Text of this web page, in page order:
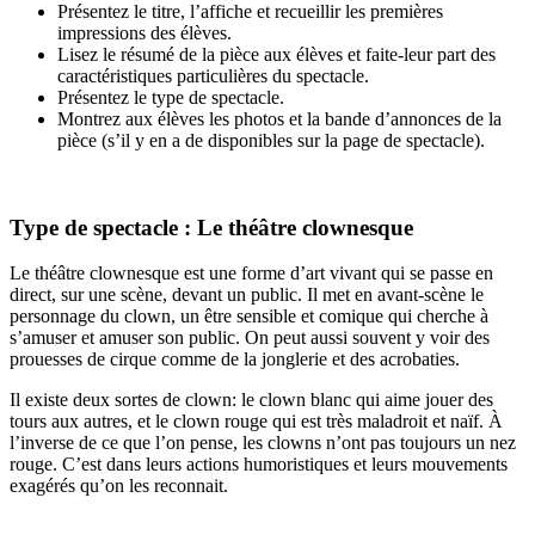
Présentez le titre, l’affiche et recueillir les premières
impressions des élèves.
Lisez le résumé de la pièce aux élèves et faite-leur part des
caractéristiques particulières du spectacle.
Présentez le type de spectacle.
Montrez aux élèves les photos et la bande d’annonces de la
pièce (s’il y en a de disponibles sur la page de spectacle).
Type de spectacle : Le théâtre clownesque
Le théâtre clownesque est une forme d’art vivant qui se passe en
direct, sur une scène, devant un public. Il met en avant-scène le
personnage du clown, un être sensible et comique qui cherche à
s’amuser et amuser son public. On peut aussi souvent y voir des
prouesses de cirque comme de la jonglerie et des acrobaties.
Il existe deux sortes de clown: le clown blanc qui aime jouer des
tours aux autres, et le clown rouge qui est très maladroit et naïf. À
l’inverse de ce que l’on pense, les clowns n’ont pas toujours un nez
rouge. C’est dans leurs actions humoristiques et leurs mouvements
exagérés qu’on les reconnait.